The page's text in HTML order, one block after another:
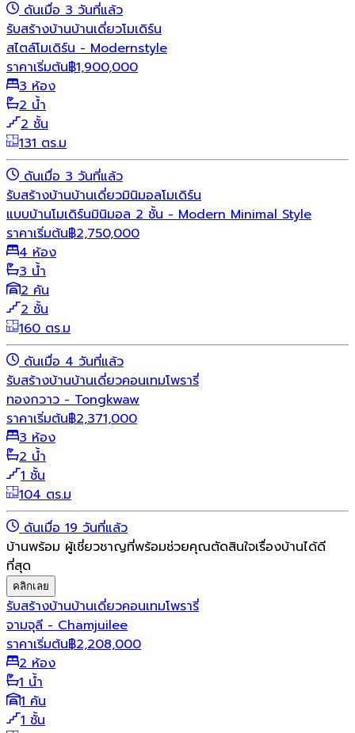
ดันเมื่อ 3 วันที่แล้ว
รับสร้างบ้านบ้านเดี่ยวโมเดิร์น
สไตล์โมเดิร์น - Modernstyle
ราคาเริ่มต้น฿1,900,000
3 ห้อง
2 น้ำ
2 ชั้น
131 ตร.ม
ดันเมื่อ 3 วันที่แล้ว
รับสร้างบ้านบ้านเดี่ยวมินิมอลโมเดิร์น
แบบบ้านโมเดิร์นมินิมอล 2 ชั้น - Modern Minimal Style
ราคาเริ่มต้น฿2,750,000
4 ห้อง
3 น้ำ
2 คัน
2 ชั้น
160 ตร.ม
ดันเมื่อ 4 วันที่แล้ว
รับสร้างบ้านบ้านเดี่ยวคอนเทมโพรารี่
ทองกวาว - Tongkwaw
ราคาเริ่มต้น฿2,371,000
3 ห้อง
2 น้ำ
1 ชั้น
104 ตร.ม
ดันเมื่อ 19 วันที่แล้ว
บ้านพร้อม ผู้เชี่ยวชาญที่พร้อมช่วยคุณตัดสินใจเรื่องบ้านได้ดี
ที่สุด
คลิกเลย
รับสร้างบ้านบ้านเดี่ยวคอนเทมโพรารี่
จามจุลี - Chamjuilee
ราคาเริ่มต้น฿2,208,000
2 ห้อง
1 น้ำ
1 คัน
1 ชั้น